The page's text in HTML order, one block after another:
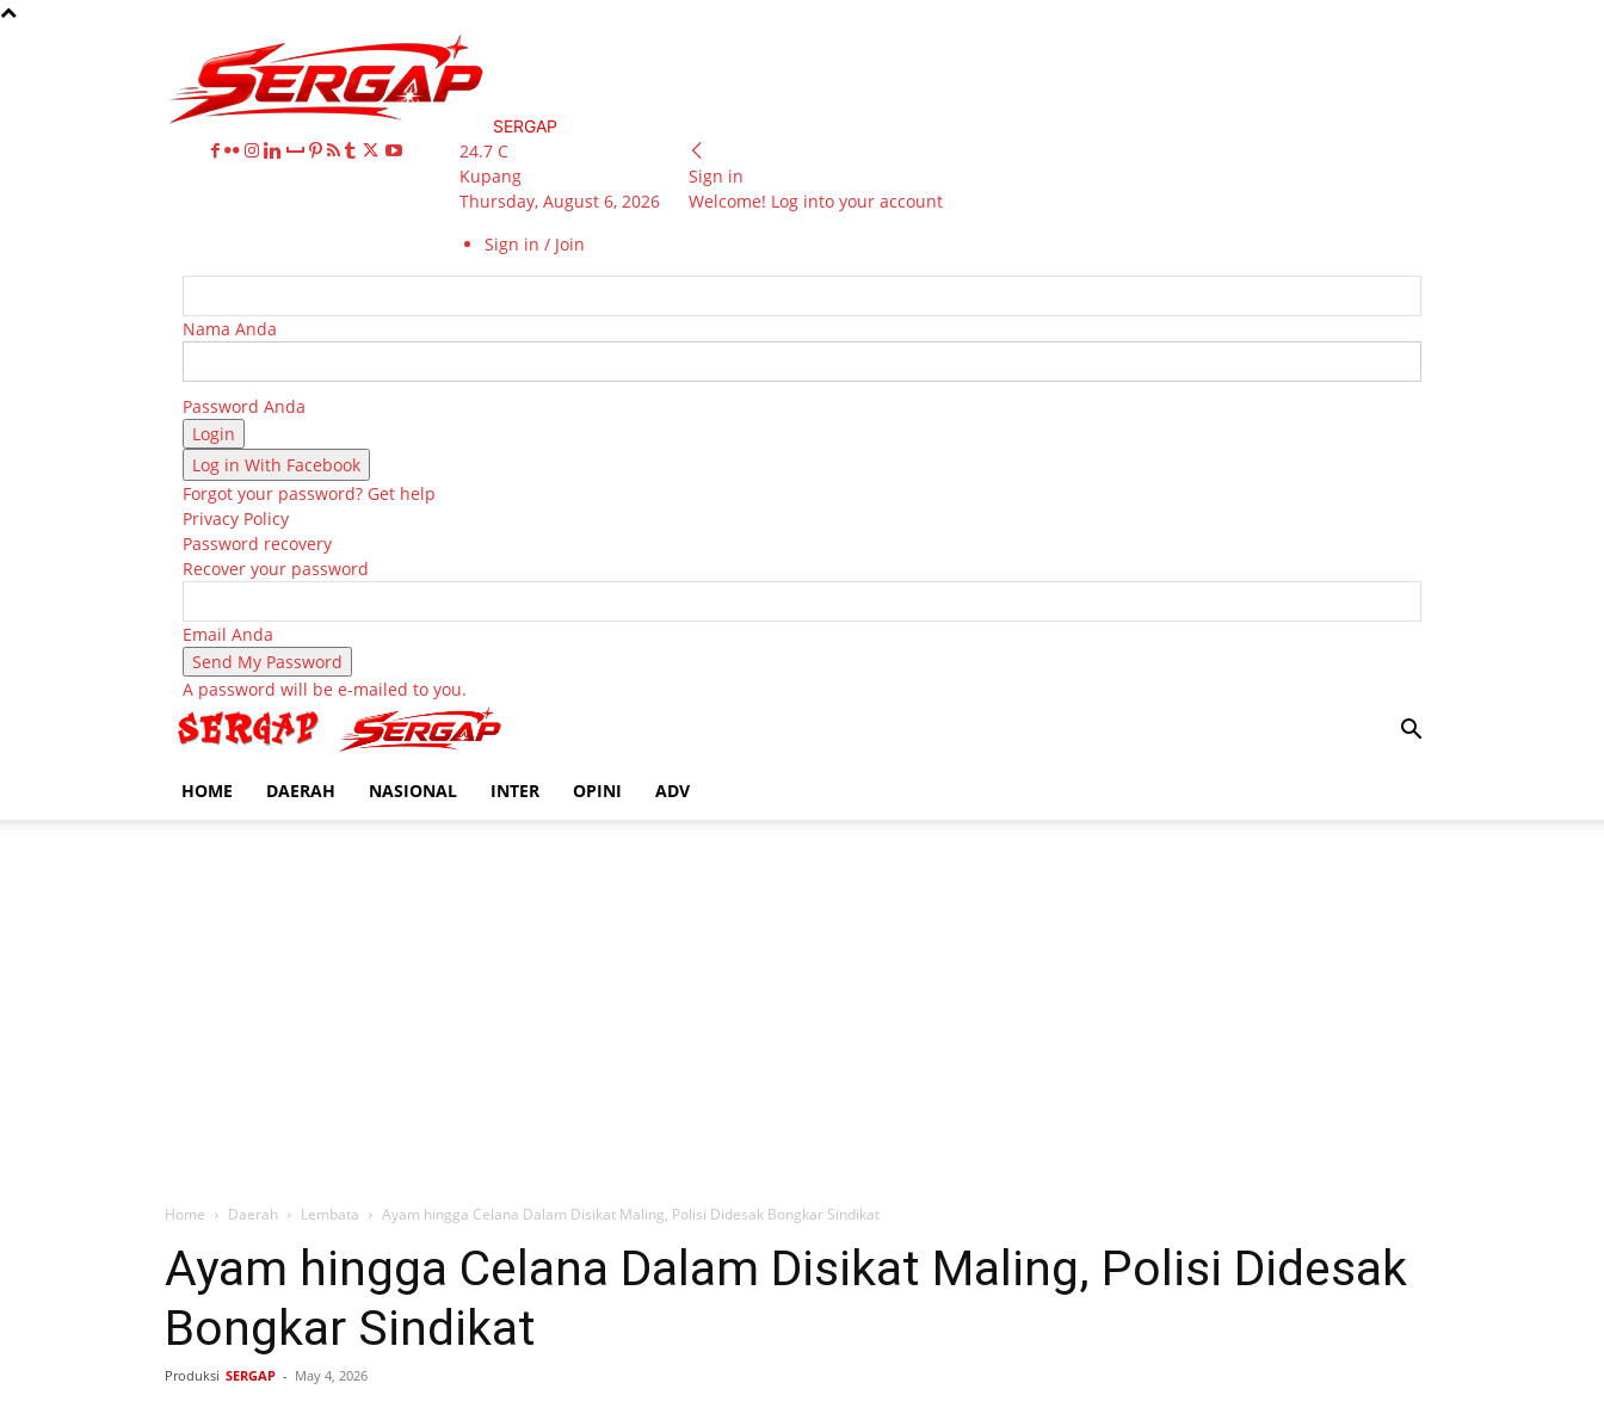
SERGAP
24.7 C
Kupang
Thursday, August 6, 2026
Sign in / Join
Sign in
Welcome! Log into your account
Nama Anda
Password Anda
Log in With Facebook
Forgot your password? Get help
Privacy Policy
Password recovery
Recover your password
Email Anda
A password will be e-mailed to you.
HOME DAERAH NASIONAL INTER OPINI ADV
Home Daerah Lembata Ayam hingga Celana Dalam Disikat Maling, Polisi Didesak Bongkar Sindikat
Ayam hingga Celana Dalam Disikat Maling, Polisi Didesak
Bongkar Sindikat
Produksi SERGAP - May 4, 2026